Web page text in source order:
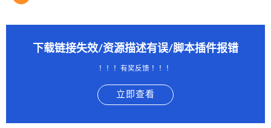
下载链接失效/资源描述有误/脚本插件报错
！！！有奖反馈 ！！！
立即查看